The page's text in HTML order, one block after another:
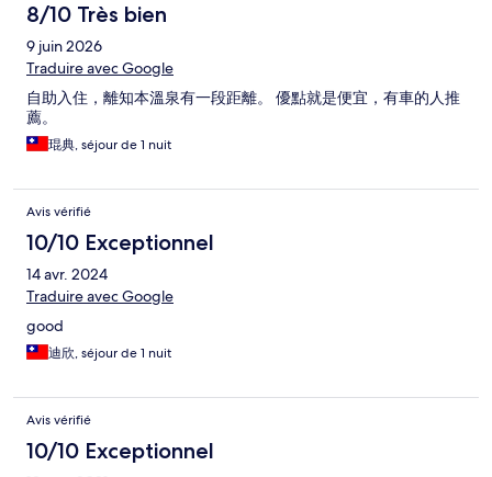
8/10 Très bien
9 juin 2026
Traduire avec Google
自助入住，離知本溫泉有一段距離。 優點就是便宜，有車的人推
薦。
琨典, séjour de 1 nuit
Avis vérifié
10/10 Exceptionnel
14 avr. 2024
Traduire avec Google
good
迪欣, séjour de 1 nuit
Avis vérifié
10/10 Exceptionnel